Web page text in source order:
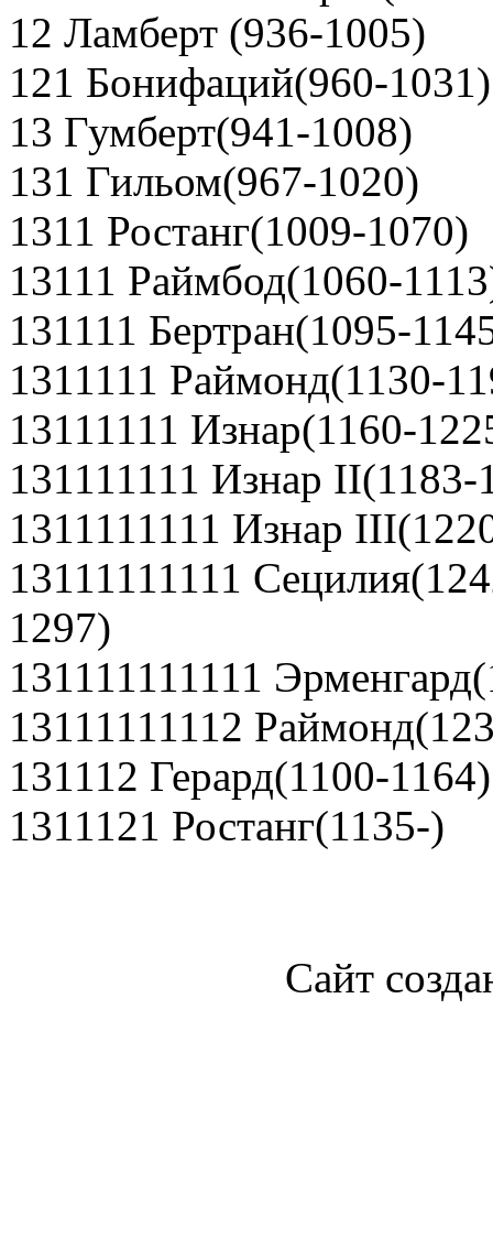
12 Ламберт (936-1005)
121 Бонифаций(960-1031)
13 Гумберт(941-1008)
131 Гильом(967-1020)
1311 Ростанг(1009-1070)
13111 Раймбод(1060-
131111 Бертран(1095-
1311111 Раймонд(1130-
13111111 Изнар(1160-
131111111 Изнар II(1183-
1311111111 Изнар
13111111111
1297)
131111111111
13111111112
131112 Герард(1100-1164)
1311121 Ростанг(1135-)
Сайт